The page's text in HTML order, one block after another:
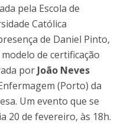
pela Escola de
Católica
de Daniel Pinto,
de certificação
por João Neves
(Porto) da
Um evento que se
20 de fevereiro, às 18h.